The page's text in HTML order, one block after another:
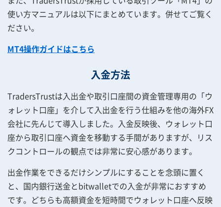
使い方マニュアルは以下にまとめています。併せてご覧く
ださい。
MT4操作ガイドはこちら
入金方法
TradersTrustは入出金や取引口座間の資金管理専用の「ウ
ォレット口座」を介して入出金を行う仕組みを他の海外FX
会社に先んじて導入しました。入金反映後、ウォレット口
座から取引口座へ資金を移動する手間がありますが、リス
クコントロールの観点では非常に安心感があります。
出金作業をできるだけシンプルにすることを念頭に置く
と、国内銀行送金とbitwalletでの入金が非常におすすめ
です。どちらも高額資金を短時間でウォレット口座へ反映